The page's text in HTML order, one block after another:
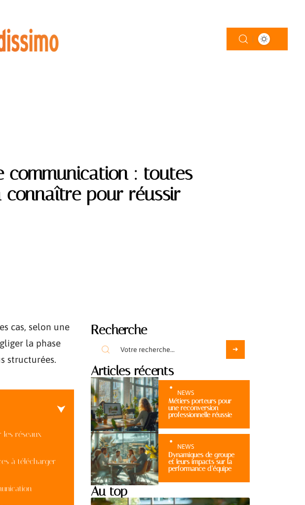
communication : toutes
connaître pour réussir
cas, selon une
la phase
structurées.
les réseaux
à télécharger
Recherche
Articles récents
NEWS
Métiers porteurs pour
une reconversion
professionnelle réussie
NEWS
Dynamiques de groupe
et leurs impacts sur la
performance d’équipe
Au top